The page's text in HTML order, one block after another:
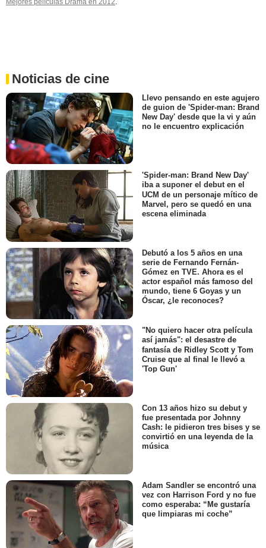
Mejores películas Drama en 2012.
Noticias de cine
Llevo pensando en este agujero
de guion de 'Spider-man: Brand
New Day' desde que la vi y aún
no le encuentro explicación
'Spider-man: Brand New Day'
iba a suponer el debut en el
UCM de un personaje mítico de
Marvel, pero se quedó en una
escena eliminada
Debutó a los 5 años en una
serie de Fernando Fernán-
Gómez en TVE. Ahora es el
actor español más famoso del
mundo, tiene 6 Goyas y un
Óscar, ¿le reconoces?
"No quiero hacer otra película
así jamás": el desastre de
fantasía de Ridley Scott y Tom
Cruise que al final le llevó a
'Top Gun'
Con 13 años hizo su debut y
fue presentada por Johnny
Cash: le pidieron tres bises y se
convirtió en una leyenda de la
música
Adam Sandler se encontró una
vez con Harrison Ford y no fue
como esperaba: “Me gustaría
que limpiaras mi coche”